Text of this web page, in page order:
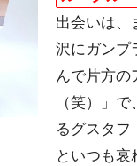
出会いは、
沢にガンプ
んで片方の
（笑）」
るグスタフ
といつも哀